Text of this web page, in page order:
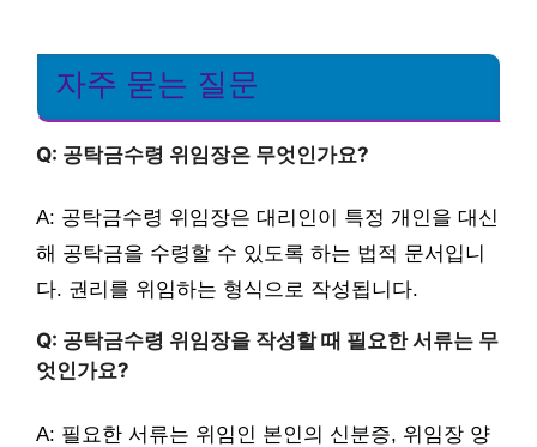
자주 묻는 질문
Q: 공탁금수령 위임장은 무엇인가요?
A: 공탁금수령 위임장은 대리인이 특정 개인을 대신
해 공탁금을 수령할 수 있도록 하는 법적 문서입니
다. 권리를 위임하는 형식으로 작성됩니다.
Q: 공탁금수령 위임장을 작성할 때 필요한 서류는 무
엇인가요?
A: 필요한 서류는 위임인 본인의 신분증, 위임장 양